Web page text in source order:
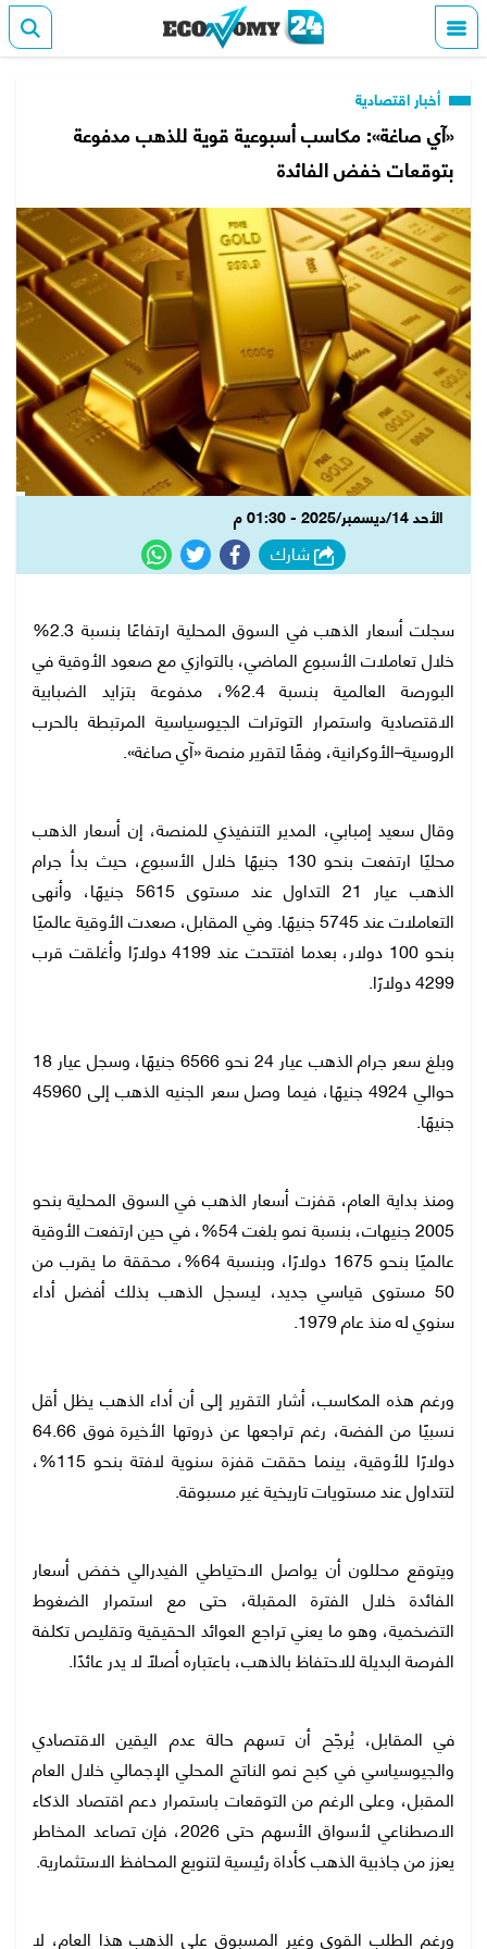
أخبار اقتصادية
«آي صاغة»: مكاسب أسبوعية قوية للذهب مدفوعة
بتوقعات خفض الفائدة
الأحد 14/ديسمبر/2025 - 01:30 م
شارك
سجلت أسعار الذهب في السوق المحلية ارتفاعًا بنسبة 2.3%
خلال تعاملات الأسبوع الماضي، بالتوازي مع صعود الأوقية في
البورصة العالمية بنسبة 2.4%، مدفوعة بتزايد الضبابية
الاقتصادية واستمرار التوترات الجيوسياسية المرتبطة بالحرب
الروسية–الأوكرانية، وفقًا لتقرير منصة «آي صاغة».
وقال سعيد إمبابي، المدير التنفيذي للمنصة، إن أسعار الذهب
محليًا ارتفعت بنحو 130 جنيهًا خلال الأسبوع، حيث بدأ جرام
الذهب عيار 21 التداول عند مستوى 5615 جنيهًا، وأنهى
التعاملات عند 5745 جنيهًا. وفي المقابل، صعدت الأوقية عالميًا
بنحو 100 دولار، بعدما افتتحت عند 4199 دولارًا وأغلقت قرب
4299 دولارًا.
وبلغ سعر جرام الذهب عيار 24 نحو 6566 جنيهًا، وسجل عيار 18
حوالي 4924 جنيهًا، فيما وصل سعر الجنيه الذهب إلى 45960
جنيهًا.
ومنذ بداية العام، قفزت أسعار الذهب في السوق المحلية بنحو
2005 جنيهات، بنسبة نمو بلغت 54%، في حين ارتفعت الأوقية
عالميًا بنحو 1675 دولارًا، وبنسبة 64%، محققة ما يقرب من
50 مستوى قياسي جديد، ليسجل الذهب بذلك أفضل أداء
سنوي له منذ عام 1979.
ورغم هذه المكاسب، أشار التقرير إلى أن أداء الذهب يظل أقل
نسبيًا من الفضة، رغم تراجعها عن ذروتها الأخيرة فوق 64.66
دولارًا للأوقية، بينما حققت قفزة سنوية لافتة بنحو 115%،
لتتداول عند مستويات تاريخية غير مسبوقة.
ويتوقع محللون أن يواصل الاحتياطي الفيدرالي خفض أسعار
الفائدة خلال الفترة المقبلة، حتى مع استمرار الضغوط
التضخمية، وهو ما يعني تراجع العوائد الحقيقية وتقليص تكلفة
الفرصة البديلة للاحتفاظ بالذهب، باعتباره أصلًا لا يدر عائدًا.
في المقابل، يُرجّح أن تسهم حالة عدم اليقين الاقتصادي
والجيوسياسي في كبح نمو الناتج المحلي الإجمالي خلال العام
المقبل، وعلى الرغم من التوقعات باستمرار دعم اقتصاد الذكاء
الاصطناعي لأسواق الأسهم حتى 2026، فإن تصاعد المخاطر
يعزز من جاذبية الذهب كأداة رئيسية لتنويع المحافظ الاستثمارية.
ورغم الطلب القوي وغير المسبوق على الذهب هذا العام، لا